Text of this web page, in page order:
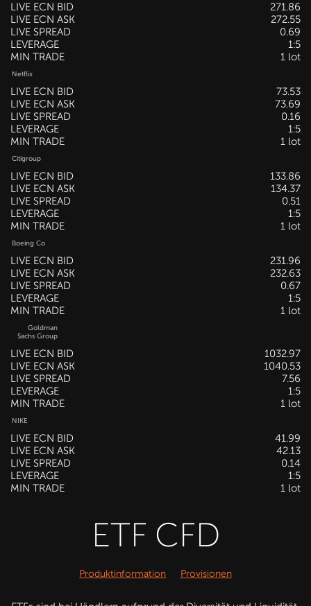
LIVE ECN BID
271.86
LIVE ECN ASK
272.55
LIVE SPREAD
0.69
LEVERAGE
1:5
MIN TRADE
1 lot
Netflix
LIVE ECN BID
73.53
LIVE ECN ASK
73.69
LIVE SPREAD
0.16
LEVERAGE
1:5
MIN TRADE
1 lot
Citigroup
LIVE ECN BID
133.86
LIVE ECN ASK
134.37
LIVE SPREAD
0.51
LEVERAGE
1:5
MIN TRADE
1 lot
Boeing Co
LIVE ECN BID
231.96
LIVE ECN ASK
232.63
LIVE SPREAD
0.67
LEVERAGE
1:5
MIN TRADE
1 lot
Goldman
Sachs Group
LIVE ECN BID
1032.97
LIVE ECN ASK
1040.53
LIVE SPREAD
7.56
LEVERAGE
1:5
MIN TRADE
1 lot
NIKE
LIVE ECN BID
41.99
LIVE ECN ASK
42.13
LIVE SPREAD
0.14
LEVERAGE
1:5
MIN TRADE
1 lot
ETF CFD
Produktinformation Provisionen